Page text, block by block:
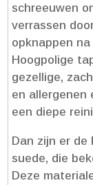
schreeuwen
verrassen
opknappen
Hoogpolige
gezellige,
en allergenen
een diepe
Dan zijn er
suede, die
Deze